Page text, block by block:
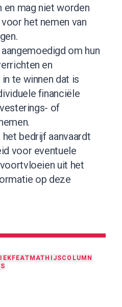
mag niet worden
het nemen van
om hun
en
te winnen dat is
financiële
of
bedrijf aanvaardt
voor eventuele
uit het
op deze
FEAT MATHIJSCOLUMN